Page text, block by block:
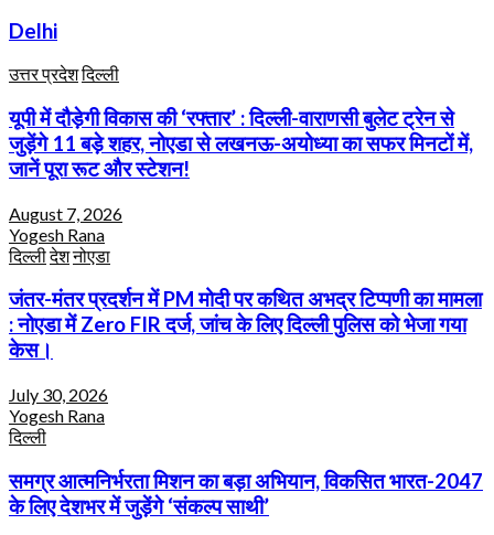
Delhi
उत्तर प्रदेशदिल्ली
यूपी में दौड़ेगी विकास की ‘रफ्तार’ : दिल्ली-वाराणसी बुलेट ट्रेन से
जुड़ेंगे 11 बड़े शहर, नोएडा से लखनऊ-अयोध्या का सफर मिनटों में,
जानें पूरा रूट और स्टेशन!
August 7, 2026
Yogesh Rana
दिल्लीदेशनोएडा
जंतर-मंतर प्रदर्शन में PM मोदी पर कथित अभद्र टिप्पणी का मामला
: नोएडा में Zero FIR दर्ज, जांच के लिए दिल्ली पुलिस को भेजा गया
केस।
July 30, 2026
Yogesh Rana
दिल्ली
समग्र आत्मनिर्भरता मिशन का बड़ा अभियान, विकसित भारत-2047
के लिए देशभर में जुड़ेंगे ‘संकल्प साथी’